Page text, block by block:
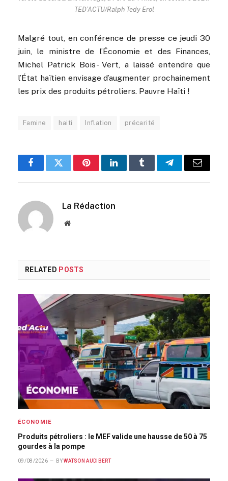
TED’ACTU/Ralph Tedy Erol
Malgré tout, en conférence de presse ce jeudi 30
juin, le ministre de l’Économie et des Finances,
Michel Patrick Bois- Vert, a laissé entendre que
l’État haïtien envisage d’augmenter prochainement
les prix des produits pétroliers. Pauvre Haïti !
Famine haiti Inflation précarité
FacebookTwitterPinterestLinkedInTumblrTelegramEmail
La Rédaction
Website
RELATED POSTS
ÉCONOMIE
Produits pétroliers : le MEF valide une hausse de 50 à 75
gourdes à la pompe
09/08/2026 BY WATSON AUDIBERT